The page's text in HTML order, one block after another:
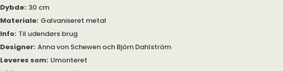
Dybde: 30 cm
Materiale: Galvaniseret metal
Info: Til udendørs brug
Designer: Anna von Schewen och Björn Dahlström
Leveres som: Umonteret